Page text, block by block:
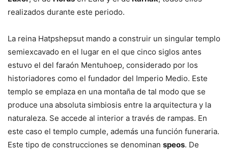
realizados durante este periodo.
La reina Hatpshepsut mando a construir un singular templo
semiexcavado en el lugar en el que cinco siglos antes
estuvo el del faraón Mentuhoep, considerado por los
historiadores como el fundador del Imperio Medio. Este
templo se emplaza en una montaña de tal modo que se
produce una absoluta simbiosis entre la arquitectura y la
naturaleza. Se accede al interior a través de rampas. En
este caso el templo cumple, además una función funeraria.
Este tipo de construcciones se denominan speos. De